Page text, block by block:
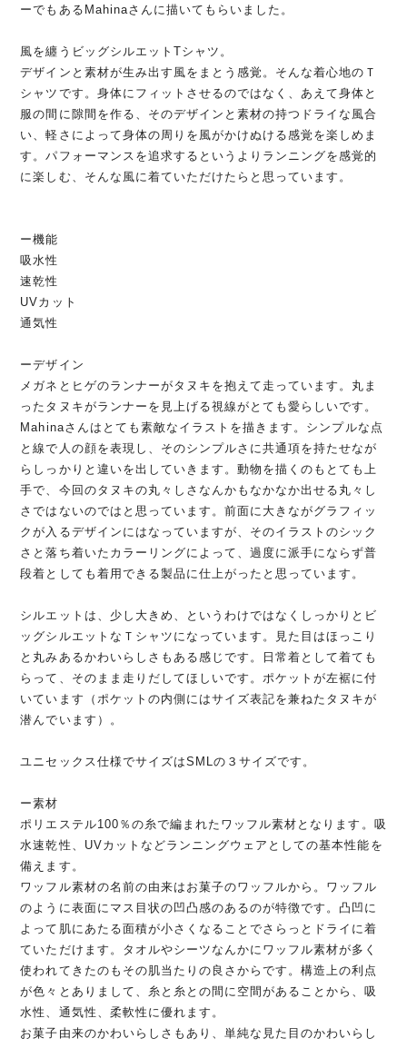
ーでもあるMahinaさんに描いてもらいました。
風を纏うビッグシルエットTシャツ。
デザインと素材が生み出す風をまとう感覚。そんな着心地のＴ
シャツです。身体にフィットさせるのではなく、あえて身体と
服の間に隙間を作る、そのデザインと素材の持つドライな風合
い、軽さによって身体の周りを風がかけぬける感覚を楽しめま
す。パフォーマンスを追求するというよりランニングを感覚的
に楽しむ、そんな風に着ていただけたらと思っています。
ー機能
吸水性
速乾性
UVカット
通気性
ーデザイン
メガネとヒゲのランナーがタヌキを抱えて走っています。丸ま
ったタヌキがランナーを見上げる視線がとても愛らしいです。
Mahinaさんはとても素敵なイラストを描きます。シンプルな点
と線で人の顔を表現し、そのシンプルさに共通項を持たせなが
らしっかりと違いを出していきます。動物を描くのもとても上
手で、今回のタヌキの丸々しさなんかもなかなか出せる丸々し
さではないのではと思っています。前面に大きながグラフィッ
クが入るデザインにはなっていますが、そのイラストのシック
さと落ち着いたカラーリングによって、過度に派手にならず普
段着としても着用できる製品に仕上がったと思っています。
シルエットは、少し大きめ、というわけではなくしっかりとビ
ッグシルエットなＴシャツになっています。見た目はほっこり
と丸みあるかわいらしさもある感じです。日常着として着ても
らって、そのまま走りだしてほしいです。ポケットが左裾に付
いています（ポケットの内側にはサイズ表記を兼ねたタヌキが
潜んでいます）。
ユニセックス仕様でサイズはSMLの３サイズです。
ー素材
ポリエステル100％の糸で編まれたワッフル素材となります。吸
水速乾性、UVカットなどランニングウェアとしての基本性能を
備えます。
ワッフル素材の名前の由来はお菓子のワッフルから。ワッフル
のように表面にマス目状の凹凸感のあるのが特徴です。凸凹に
よって肌にあたる面積が小さくなることでさらっとドライに着
ていただけます。タオルやシーツなんかにワッフル素材が多く
使われてきたのもその肌当たりの良さからです。構造上の利点
が色々とありまして、糸と糸との間に空間があることから、吸
水性、通気性、柔軟性に優れます。
お菓子由来のかわいらしさもあり、単純な見た目のかわいらし